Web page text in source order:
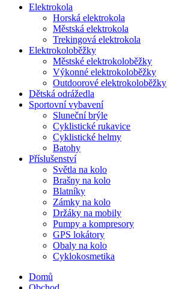
Elektrokola
Horská elektrokola
Městská elektrokola
Trekingová elektrokola
Elektrokoloběžky
Městské elektrokoloběžky
Výkonné elektrokoloběžky
Outdoorové elektrokoloběžky
Dětská odrážedla
Sportovní vybavení
Sluneční brýle
Cyklistické rukavice
Cyklistické helmy
Batohy
Příslušenství
Světla na kolo
Brašny na kolo
Blatníky
Zámky na kolo
Držáky na mobily
Pumpy a kompresory
GPS lokátory
Obaly na kolo
Cyklokosmetika
Domů